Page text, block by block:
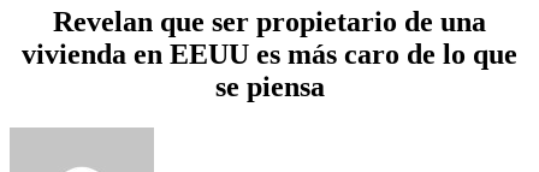
Revelan que ser propietario de una
vivienda en EEUU es más caro de lo que
se piensa